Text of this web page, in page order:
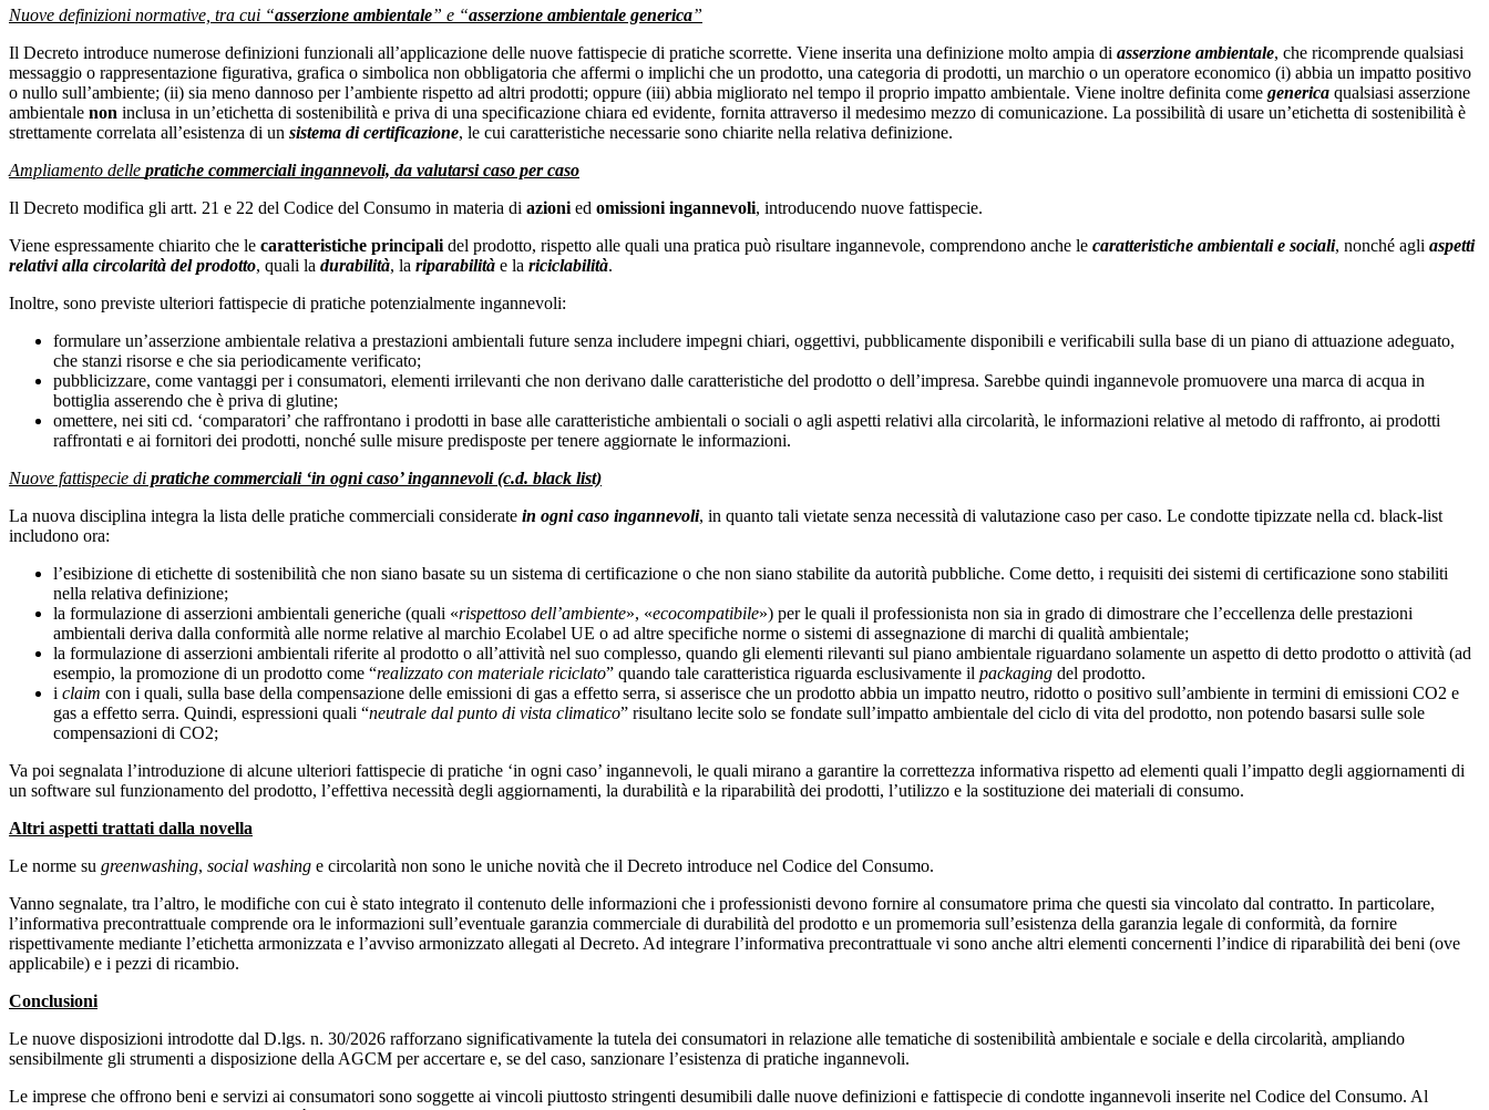
Nuove definizioni normative, tra cui “asserzione ambientale” e “asserzione ambientale generica”
Il Decreto introduce numerose definizioni funzionali all’applicazione delle nuove fattispecie di pratiche scorrette. Viene inserita una definizione molto ampia di asserzione ambientale, che ricomprende qualsiasi
messaggio o rappresentazione figurativa, grafica o simbolica non obbligatoria che affermi o implichi che un prodotto, una categoria di prodotti, un marchio o un operatore economico (i) abbia un impatto positivo
o nullo sull’ambiente; (ii) sia meno dannoso per l’ambiente rispetto ad altri prodotti; oppure (iii) abbia migliorato nel tempo il proprio impatto ambientale. Viene inoltre definita come generica qualsiasi asserzione
ambientale non inclusa in un’etichetta di sostenibilità e priva di una specificazione chiara ed evidente, fornita attraverso il medesimo mezzo di comunicazione. La possibilità di usare un’etichetta di sostenibilità è
strettamente correlata all’esistenza di un sistema di certificazione, le cui caratteristiche necessarie sono chiarite nella relativa definizione.
Ampliamento delle pratiche commerciali ingannevoli, da valutarsi caso per caso
Il Decreto modifica gli artt. 21 e 22 del Codice del Consumo in materia di azioni ed omissioni ingannevoli, introducendo nuove fattispecie.
Viene espressamente chiarito che le caratteristiche principali del prodotto, rispetto alle quali una pratica può risultare ingannevole, comprendono anche le caratteristiche ambientali e sociali, nonché agli aspetti
relativi alla circolarità del prodotto, quali la durabilità, la riparabilità e la riciclabilità.
Inoltre, sono previste ulteriori fattispecie di pratiche potenzialmente ingannevoli:
formulare un’asserzione ambientale relativa a prestazioni ambientali future senza includere impegni chiari, oggettivi, pubblicamente disponibili e verificabili sulla base di un piano di attuazione adeguato,
che stanzi risorse e che sia periodicamente verificato;
pubblicizzare, come vantaggi per i consumatori, elementi irrilevanti che non derivano dalle caratteristiche del prodotto o dell’impresa. Sarebbe quindi ingannevole promuovere una marca di acqua in
bottiglia asserendo che è priva di glutine;
omettere, nei siti cd. ‘comparatori’ che raffrontano i prodotti in base alle caratteristiche ambientali o sociali o agli aspetti relativi alla circolarità, le informazioni relative al metodo di raffronto, ai prodotti
raffrontati e ai fornitori dei prodotti, nonché sulle misure predisposte per tenere aggiornate le informazioni.
Nuove fattispecie di pratiche commerciali ‘in ogni caso’ ingannevoli (c.d. black list)
La nuova disciplina integra la lista delle pratiche commerciali considerate in ogni caso ingannevoli, in quanto tali vietate senza necessità di valutazione caso per caso. Le condotte tipizzate nella cd. black-list
includono ora:
l’esibizione di etichette di sostenibilità che non siano basate su un sistema di certificazione o che non siano stabilite da autorità pubbliche. Come detto, i requisiti dei sistemi di certificazione sono stabiliti
nella relativa definizione;
la formulazione di asserzioni ambientali generiche (quali «rispettoso dell’ambiente», «ecocompatibile») per le quali il professionista non sia in grado di dimostrare che l’eccellenza delle prestazioni
ambientali deriva dalla conformità alle norme relative al marchio Ecolabel UE o ad altre specifiche norme o sistemi di assegnazione di marchi di qualità ambientale;
la formulazione di asserzioni ambientali riferite al prodotto o all’attività nel suo complesso, quando gli elementi rilevanti sul piano ambientale riguardano solamente un aspetto di detto prodotto o attività (ad
esempio, la promozione di un prodotto come “realizzato con materiale riciclato” quando tale caratteristica riguarda esclusivamente il packaging del prodotto.
i claim con i quali, sulla base della compensazione delle emissioni di gas a effetto serra, si asserisce che un prodotto abbia un impatto neutro, ridotto o positivo sull’ambiente in termini di emissioni CO2 e
gas a effetto serra. Quindi, espressioni quali “neutrale dal punto di vista climatico” risultano lecite solo se fondate sull’impatto ambientale del ciclo di vita del prodotto, non potendo basarsi sulle sole
compensazioni di CO2;
Va poi segnalata l’introduzione di alcune ulteriori fattispecie di pratiche ‘in ogni caso’ ingannevoli, le quali mirano a garantire la correttezza informativa rispetto ad elementi quali l’impatto degli aggiornamenti di
un software sul funzionamento del prodotto, l’effettiva necessità degli aggiornamenti, la durabilità e la riparabilità dei prodotti, l’utilizzo e la sostituzione dei materiali di consumo.
Altri aspetti trattati dalla novella
Le norme su greenwashing, social washing e circolarità non sono le uniche novità che il Decreto introduce nel Codice del Consumo.
Vanno segnalate, tra l’altro, le modifiche con cui è stato integrato il contenuto delle informazioni che i professionisti devono fornire al consumatore prima che questi sia vincolato dal contratto. In particolare,
l’informativa precontrattuale comprende ora le informazioni sull’eventuale garanzia commerciale di durabilità del prodotto e un promemoria sull’esistenza della garanzia legale di conformità, da fornire
rispettivamente mediante l’etichetta armonizzata e l’avviso armonizzato allegati al Decreto. Ad integrare l’informativa precontrattuale vi sono anche altri elementi concernenti l’indice di riparabilità dei beni (ove
applicabile) e i pezzi di ricambio.
Conclusioni
Le nuove disposizioni introdotte dal D.lgs. n. 30/2026 rafforzano significativamente la tutela dei consumatori in relazione alle tematiche di sostenibilità ambientale e sociale e della circolarità, ampliando
sensibilmente gli strumenti a disposizione della AGCM per accertare e, se del caso, sanzionare l’esistenza di pratiche ingannevoli.
Le imprese che offrono beni e servizi ai consumatori sono soggette ai vincoli piuttosto stringenti desumibili dalle nuove definizioni e fattispecie di condotte ingannevoli inserite nel Codice del Consumo. Al